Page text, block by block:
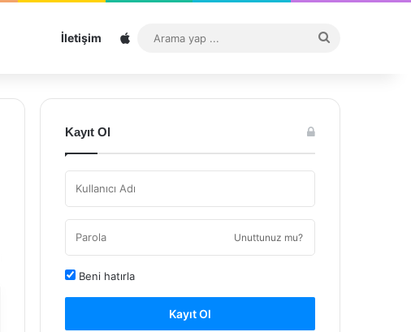
İletişim Sitemap
...
Kayıt Ol
Unuttunuz mu?
Beni hatırla
Kayıt Ol